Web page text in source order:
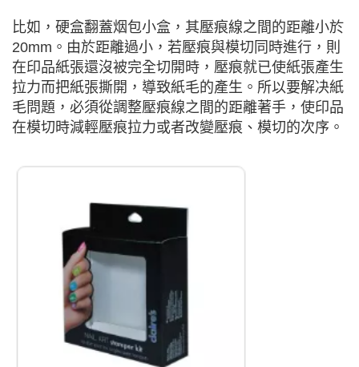
比如，硬盒翻蓋烟包小盒，其壓痕線之間的距離小於
20mm。由於距離過小，若壓痕與模切同時進行，則
在印品紙張還沒被完全切開時，壓痕就已使紙張產生
拉力而把紙張撕開，導致紙毛的產生。所以要解决紙
毛問題，必須從調整壓痕線之間的距離著手，使印品
在模切時減輕壓痕拉力或者改變壓痕、模切的次序。